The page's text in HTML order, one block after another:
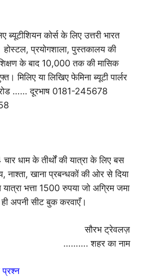
कोर्स के लिए उत्तरी भारत
होस्टल, प्रयोगशाला, पुस्तकालय की
के बाद 10,000 तक की मासिक
मिलिए या लिखिए फेमिना ब्यूटी पार्लर
…… दूरभाष 0181-245678
धाम के तीर्थों की यात्रा के लिए बस
नाश्ता, खाना प्रबन्धकों की ओर से दिया
यात्रा भत्ता 1500 रुपया जो अग्रिम जमा
अपनी सीट बुक करवाएँ।
सौरभ ट्रेवलज़
………. शहर का नाम
प्रश्न